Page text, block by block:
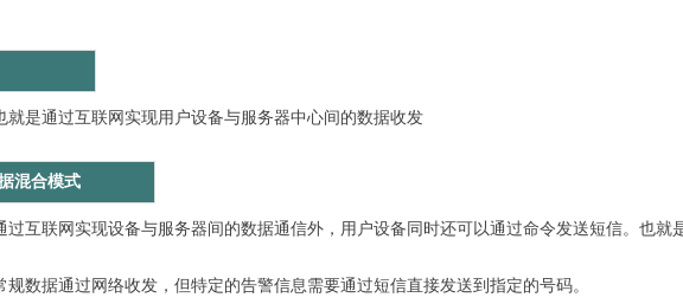
就是通过互联网实现用户设备与服务器中心间的数据收发
混合模式
过互联网实现设备与服务器间的数据通信外，用户设备同时还可以通过命令发送短信。也就
规数据通过网络收发，但特定的告警信息需要通过短信直接发送到指定的号码。